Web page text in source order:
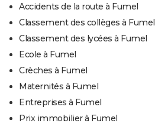
Accidents de la route à Fumel
Classement des collèges à Fumel
Classement des lycées à Fumel
Ecole à Fumel
Crèches à Fumel
Maternités à Fumel
Entreprises à Fumel
Prix immobilier à Fumel